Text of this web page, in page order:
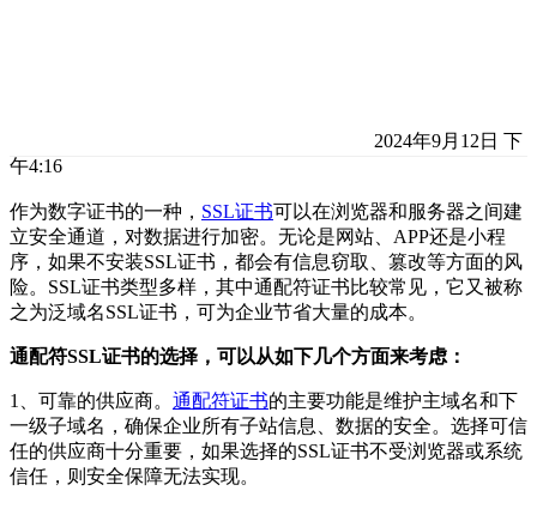
2024年9月12日 下
午4:16
作为数字证书的一种， SSL证书可以在浏览器和服务器之间建
立安全通道，对数据进行加密。无论是网站、APP还是小程
序，如果不安装SSL证书，都会有信息窃取、篡改等方面的风
险。SSL证书类型多样，其中通配符证书比较常见，它又被称
之为泛域名SSL证书，可为企业节省大量的成本。
通配符SSL证书的选择，可以从如下几个方面来考虑：
1、可靠的供应商。 通配符证书的主要功能是维护主域名和下
一级子域名，确保企业所有子站信息、数据的安全。选择可信
任的供应商十分重要，如果选择的SSL证书不受浏览器或系统
信任，则安全保障无法实现。